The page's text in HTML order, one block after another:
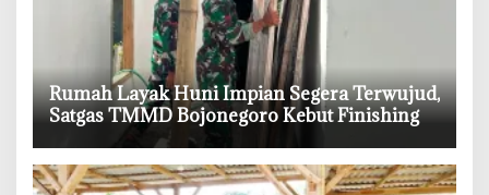
‎Rumah Layak Huni Impian Segera Terwujud,
Satgas TMMD Bojonegoro Kebut Finishing